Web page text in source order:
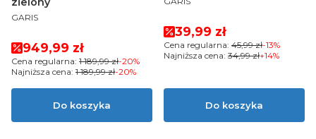
PRODUCENT
GARIS
Cena promocyjna
949,99 zł
Cena regularna: 1 189,99 zł-20%
Najniższa cena: 1 189,99 zł-20%
Do koszyka
Cena promocyjna
39,99 zł
Cena regularna: 45,99 zł-13%
Najniższa cena: 34,99 zł+14%
Do koszyka